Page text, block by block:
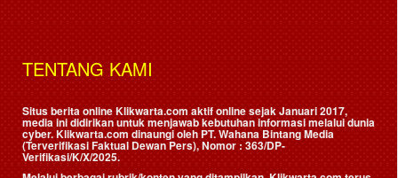
TENTANG KAMI
Situs berita online Klikwarta.com aktif online sejak Januari 2017,
media ini didirikan untuk menjawab kebutuhan informasi melalui dunia
cyber. Klikwarta.com dinaungi oleh PT. Wahana Bintang Media
(Terverifikasi Faktual Dewan Pers), Nomor : 363/DP-
Verifikasi/K/X/2025.